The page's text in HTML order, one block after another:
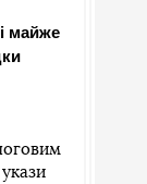
майже